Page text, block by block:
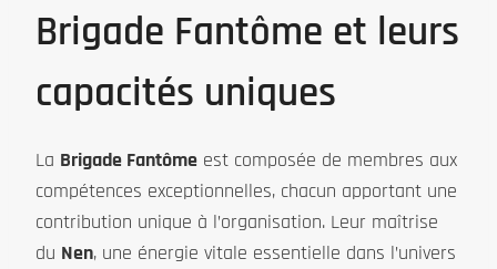
Brigade Fantôme et leurs
capacités uniques
La Brigade Fantôme est composée de membres aux
compétences exceptionnelles, chacun apportant une
contribution unique à l’organisation. Leur maîtrise
du Nen, une énergie vitale essentielle dans l’univers